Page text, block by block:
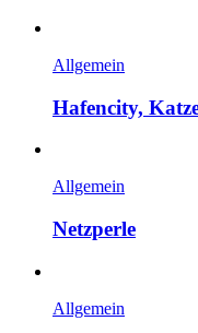
Allgemein
Hafencity,
Allgemein
Netzperle
Allgemein